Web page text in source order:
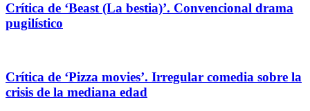
Crítica de ‘Beast (La bestia)’. Convencional drama
pugilístico
Crítica de ‘Pizza movies’. Irregular comedia sobre la
crisis de la mediana edad